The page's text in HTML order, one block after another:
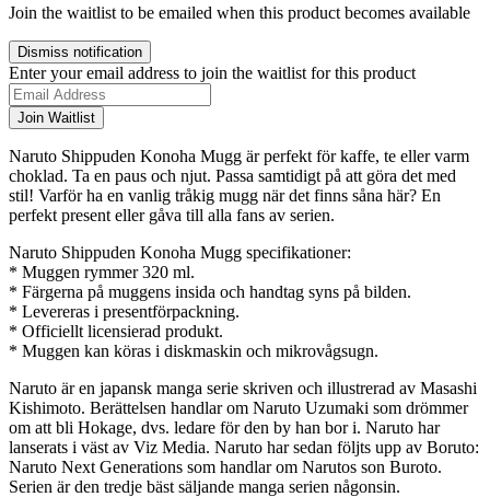
Join the waitlist to be emailed when this product becomes available
Dismiss notification
Enter your email address to join the waitlist for this product
Join Waitlist
Naruto Shippuden Konoha Mugg är perfekt för kaffe, te eller varm
choklad. Ta en paus och njut. Passa samtidigt på att göra det med
stil! Varför ha en vanlig tråkig mugg när det finns såna här? En
perfekt present eller gåva till alla fans av serien.
Naruto Shippuden Konoha Mugg specifikationer:
* Muggen rymmer 320 ml.
* Färgerna på muggens insida och handtag syns på bilden.
* Levereras i presentförpackning.
* Officiellt licensierad produkt.
* Muggen kan köras i diskmaskin och mikrovågsugn.
Naruto är en japansk manga serie skriven och illustrerad av Masashi
Kishimoto. Berättelsen handlar om Naruto Uzumaki som drömmer
om att bli Hokage, dvs. ledare för den by han bor i. Naruto har
lanserats i väst av Viz Media. Naruto har sedan följts upp av Boruto:
Naruto Next Generations som handlar om Narutos son Buroto.
Serien är den tredje bäst säljande manga serien någonsin.